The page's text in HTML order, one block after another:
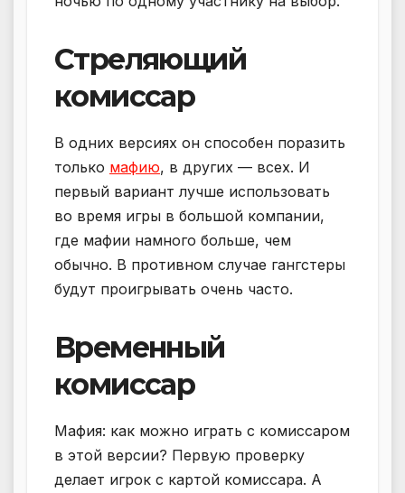
Стреляющий
комиссар
В одних версиях он способен поразить
только мафию, в других — всех. И
первый вариант лучше использовать
во время игры в большой компании,
где мафии намного больше, чем
обычно. В противном случае гангстеры
будут проигрывать очень часто.
Временный
комиссар
Мафия: как можно играть с комиссаром
в этой версии? Первую проверку
делает игрок с картой комиссара. А